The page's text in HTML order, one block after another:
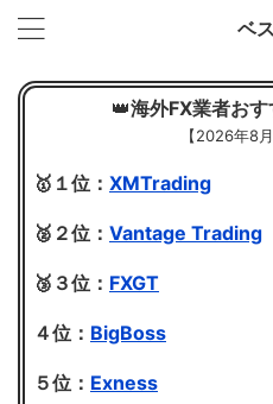
ベ
👑海外FX業者お
【2026年8月
🥇１位： XMTrading
🥈２位： Vantage Trading
🥉３位： FXGT
４位： BigBoss
５位： Exness